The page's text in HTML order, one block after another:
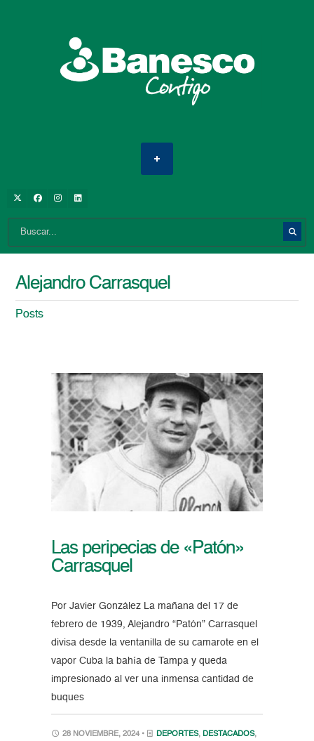
Alejandro Carrasquel
Posts
Las peripecias de «Patón»
Carrasquel
Por Javier González La mañana del 17 de
febrero de 1939, Alejandro “Patón” Carrasquel
divisa desde la ventanilla de su camarote en el
vapor Cuba la bahía de Tampa y queda
impresionado al ver una inmensa cantidad de
buques
28 NOVIEMBRE, 2024 • DEPORTES, DESTACADOS,